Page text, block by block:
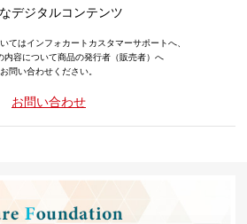
デジタルコンテンツ
てはインフォカートカスタマーサポートへ、
内容について商品の発行者（販売者）へ
お問い合わせください。
お問い合わせ